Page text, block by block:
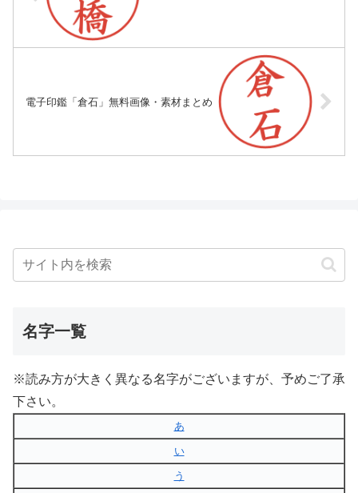
電子印鑑「倉石」無料画像・素材まとめ
名字一覧
※読み方が大きく異なる名字がございますが、予めご了承
下さい。
あ
い
う